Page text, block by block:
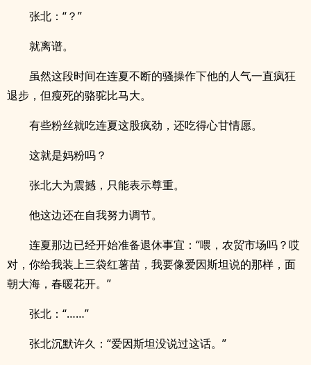
张北：“？”
就离谱。
虽然这段时间在连夏不断的骚操作下他的人气一直疯狂
退步，但瘦死的骆驼比马大。
有些粉丝就吃连夏这股疯劲，还吃得心甘情愿。
这就是妈粉吗？
张北大为震撼，只能表示尊重。
他这边还在自我努力调节。
连夏那边已经开始准备退休事宜：“喂，农贸市场吗？哎
对，你给我装上三袋红薯苗，我要像爱因斯坦说的那样，面
朝大海，春暖花开。”
张北：“……”
张北沉默许久：“爱因斯坦没说过这话。”